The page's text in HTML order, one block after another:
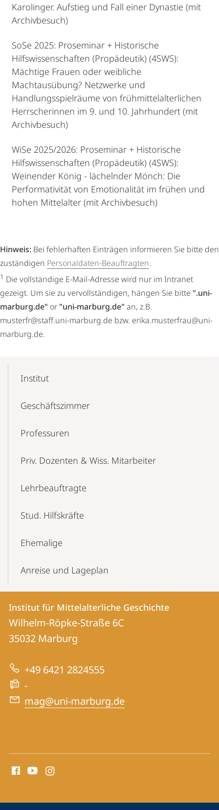
Karolinger. Aufstieg und Fall einer Dynastie (mit
Archivbesuch)
SoSe 2025: Proseminar + Historische
Hilfswissenschaften (Propädeutik) (4SWS):
Mächtige Frauen oder weibliche
Machtausübung? Netzwerke und
Handlungsspielräume von frühmittelalterlichen
Herrscherinnen im 9. und 10. Jahrhundert (mit
Archivbesuch)
WiSe 2025/2026: Proseminar + Historische
Hilfswissenschaften (Propädeutik) (4SWS):
Weinender König - lächelnder Mönch: Die
Performativität von Emotionalität im frühen und
hohen Mittelalter (mit Archivbesuch)
Hinweis: Bei fehlerhaften Einträgen informieren Sie bitte den
zuständigen Personaldaten-Beauftragten.
1 Die vollständige E-Mail-Adresse wird nur im Intranet
gezeigt. Um sie zu vervollständigen, hängen Sie bitte ".uni-
marburg.de" or "uni-marburg.de" an, z.B.
musterfr@staff.uni-marburg.de bzw. erika.musterfrau@uni-
marburg.de.
Navigation
Institut
Geschäftszimmer
Professuren
Priv. Dozenten & Wiss. Mitarbeiter
Lehrbeauftragte
Stud. Hilfskräfte
Ehemalige
Anreise und Lageplan
Kontakt
und
Informationen
zur
Website
Kontaktinformationen
Institut
für
Mittelalterliche
Geschichte
Institut für Mittelalterliche Geschichte
Wilhelm-Röpke-Straße 6C
35032 Marburg
+49 6421 2824555
-
mag@uni-marburg.de
Media